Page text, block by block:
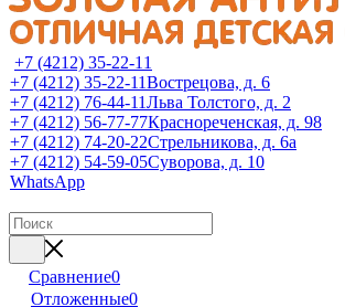
+7 (4212) 35-22-11
+7 (4212) 35-22-11Вострецова, д. 6
+7 (4212) 76-44-11Льва Толстого, д. 2
+7 (4212) 56-77-77Краснореченская, д. 98
+7 (4212) 74-20-22Стрельникова, д. 6а
+7 (4212) 54-59-05Суворова, д. 10
WhatsApp
Сравнение0
Отложенные0